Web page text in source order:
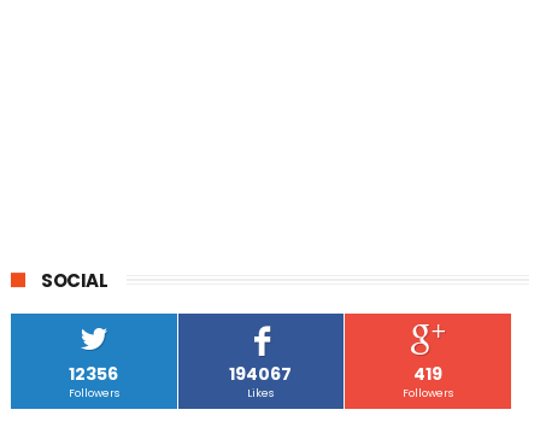
SOCIAL
12356
Followers
194067
Likes
419
Followers